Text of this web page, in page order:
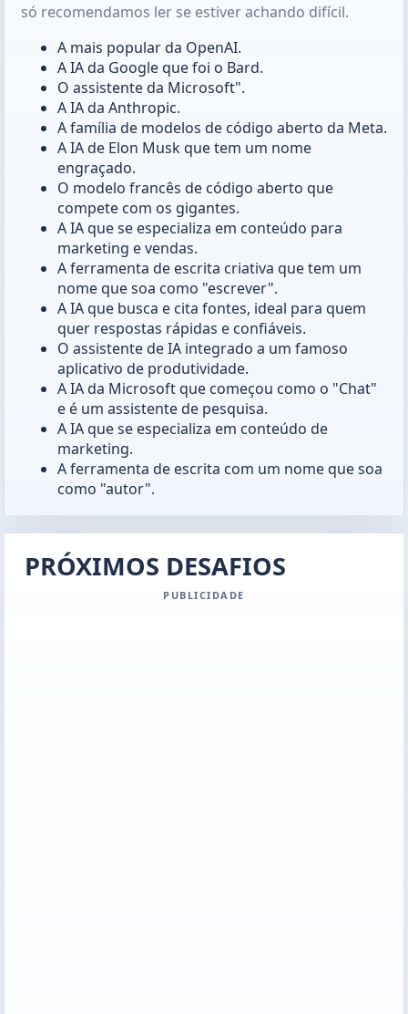
só recomendamos ler se estiver achando difícil.
A mais popular da OpenAI.
A IA da Google que foi o Bard.
O assistente da Microsoft".
A IA da Anthropic.
A família de modelos de código aberto da Meta.
A IA de Elon Musk que tem um nome
engraçado.
O modelo francês de código aberto que
compete com os gigantes.
A IA que se especializa em conteúdo para
marketing e vendas.
A ferramenta de escrita criativa que tem um
nome que soa como "escrever".
A IA que busca e cita fontes, ideal para quem
quer respostas rápidas e confiáveis.
O assistente de IA integrado a um famoso
aplicativo de produtividade.
A IA da Microsoft que começou como o "Chat"
e é um assistente de pesquisa.
A IA que se especializa em conteúdo de
marketing.
A ferramenta de escrita com um nome que soa
como "autor".
PRÓXIMOS DESAFIOS
PUBLICIDADE